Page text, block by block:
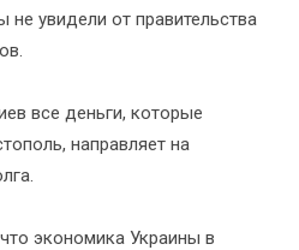
увидели от правительства
все деньги, которые
направляет на
экономика Украины в